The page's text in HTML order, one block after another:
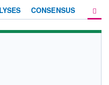
CONSENSUS